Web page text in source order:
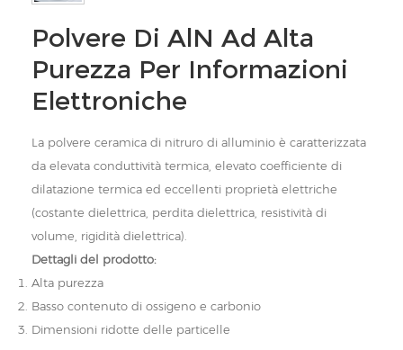
Polvere Di AlN Ad Alta
Purezza Per Informazioni
Elettroniche
La polvere ceramica di nitruro di alluminio è caratterizzata
da elevata conduttività termica, elevato coefficiente di
dilatazione termica ed eccellenti proprietà elettriche
(costante dielettrica, perdita dielettrica, resistività di
volume, rigidità dielettrica).
Dettagli del prodotto:
Alta purezza
Basso contenuto di ossigeno e carbonio
Dimensioni ridotte delle particelle